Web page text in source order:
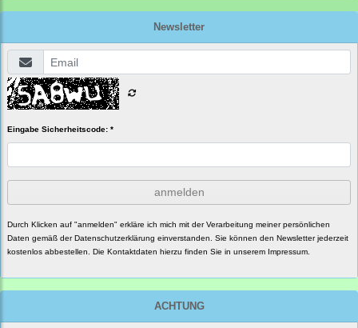
Newsletter
Eingabe Sicherheitscode: *
anmelden
Durch Klicken auf "anmelden" erkläre ich mich mit der Verarbeitung meiner persönlichen
Daten gemäß der Datenschutzerklärung einverstanden. Sie können den Newsletter jederzeit
kostenlos abbestellen. Die Kontaktdaten hierzu finden Sie in unserem Impressum.
ACHTUNG